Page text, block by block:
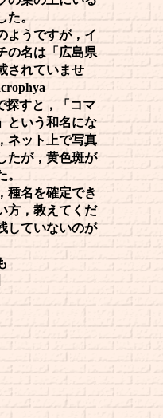
た。
ようですが，イ
の名は「広島県
されていませ
探すと，「コマ
という和名にな
ネット上で写真
たが，黄色斑が
種名を確定でき
方，教えてくだ
していないのが